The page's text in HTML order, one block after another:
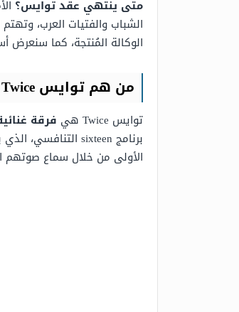
متى ينتهي عقد توايس؟
الشباب والفتيات العرب،
الوكالة المُنتجة، كما سنعرض
من هم توايس Twice
توايس Twice هي فرقة
الأولى من خلال سماع صوتهم